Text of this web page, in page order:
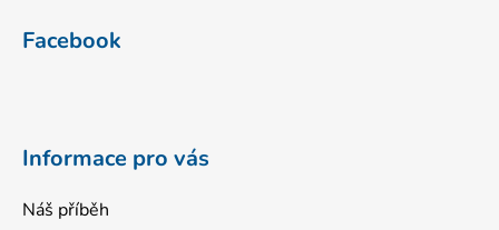
Facebook
Informace pro vás
Náš příběh